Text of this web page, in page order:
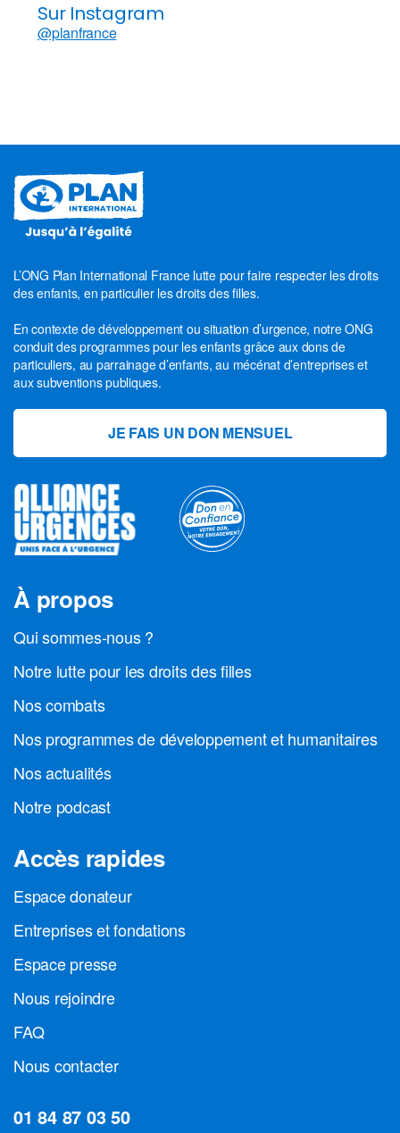
Sur Instagram
@planfrance
L’ONG Plan International France lutte pour faire respecter les droits
des enfants, en particulier les droits des filles.
En contexte de développement ou situation d’urgence, notre ONG
conduit des programmes pour les enfants grâce aux dons de
particuliers, au parrainage d’enfants, au mécénat d’entreprises et
aux subventions publiques.
JE FAIS UN DON MENSUEL
À propos
Qui sommes-nous ?
Notre lutte pour les droits des filles
Nos combats
Nos programmes de développement et humanitaires
Nos actualités
Notre podcast
Accès rapides
Espace donateur
Entreprises et fondations
Espace presse
Nous rejoindre
FAQ
Nous contacter
01 84 87 03 50